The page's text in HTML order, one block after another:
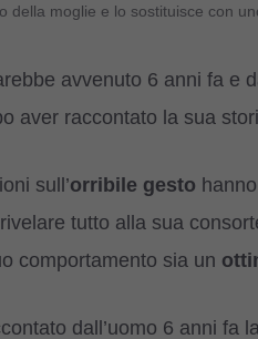
della moglie e lo sostituisce con
avvenuto 6 anni fa e
aver raccontato la sua
sull’orribile gesto
tutto alla sua
comportamento sia un
dall’uomo 6 anni fa